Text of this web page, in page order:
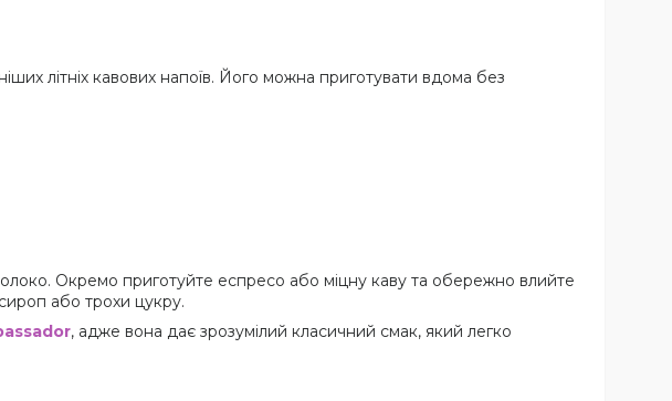
літніх кавових напоїв. Його можна приготувати вдома без
Окремо приготуйте еспресо або міцну каву та обережно влийте
або трохи цукру.
, адже вона дає зрозумілий класичний смак, який легко